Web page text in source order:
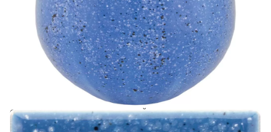
Правильное применение глазурей является
наиболее важной предпосылкой успеха. Конечно
же, вариации цвета и эффектов зависят и от таких
факторов, как толщина слоя, температура обжига,
тип нанесения, выдержка, цвет черепка и фактура
поверхности. Именно поэтому возможны
отклонения от иллюстраций.